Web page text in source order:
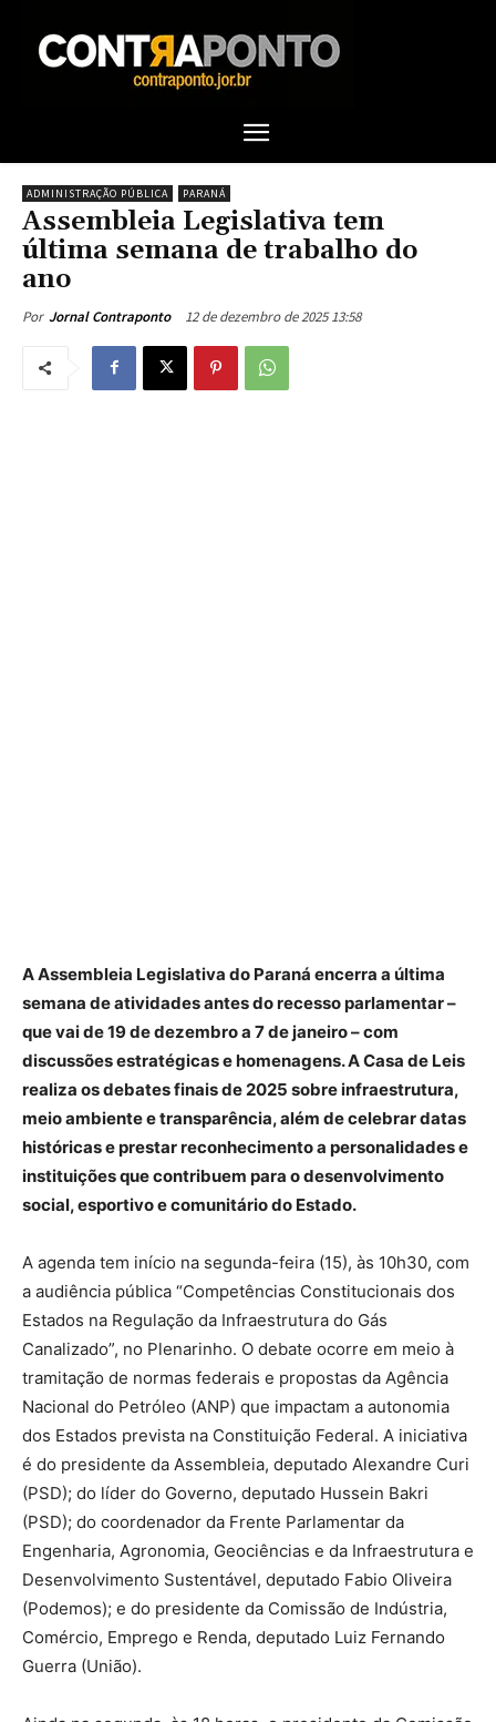
ADMINISTRAÇÃO PÚBLICA PARANÁ
Assembleia Legislativa tem
última semana de trabalho do
ano
Por Jornal Contraponto 12 de dezembro de 2025 13:58
A Assembleia Legislativa do Paraná encerra a última
semana de atividades antes do recesso parlamentar –
que vai de 19 de dezembro a 7 de janeiro – com
discussões estratégicas e homenagens. A Casa de Leis
realiza os debates finais de 2025 sobre infraestrutura,
meio ambiente e transparência, além de celebrar datas
históricas e prestar reconhecimento a personalidades e
instituições que contribuem para o desenvolvimento
social, esportivo e comunitário do Estado.
A agenda tem início na segunda-feira (15), às 10h30, com
a audiência pública “Competências Constitucionais dos
Estados na Regulação da Infraestrutura do Gás
Canalizado”, no Plenarinho. O debate ocorre em meio à
tramitação de normas federais e propostas da Agência
Nacional do Petróleo (ANP) que impactam a autonomia
dos Estados prevista na Constituição Federal. A iniciativa
é do presidente da Assembleia, deputado Alexandre Curi
(PSD); do líder do Governo, deputado Hussein Bakri
(PSD); do coordenador da Frente Parlamentar da
Engenharia, Agronomia, Geociências e da Infraestrutura e
Desenvolvimento Sustentável, deputado Fabio Oliveira
(Podemos); e do presidente da Comissão de Indústria,
Comércio, Emprego e Renda, deputado Luiz Fernando
Guerra (União).